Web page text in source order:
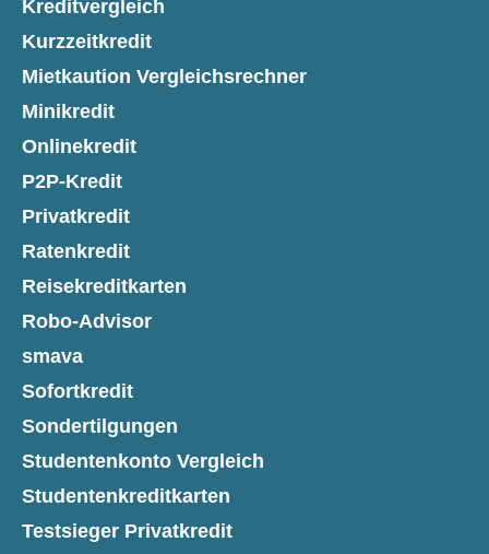
Kreditvergleich
Kurzzeitkredit
Mietkaution Vergleichsrechner
Minikredit
Onlinekredit
P2P-Kredit
Privatkredit
Ratenkredit
Reisekreditkarten
Robo-Advisor
smava
Sofortkredit
Sondertilgungen
Studentenkonto Vergleich
Studentenkreditkarten
Testsieger Privatkredit